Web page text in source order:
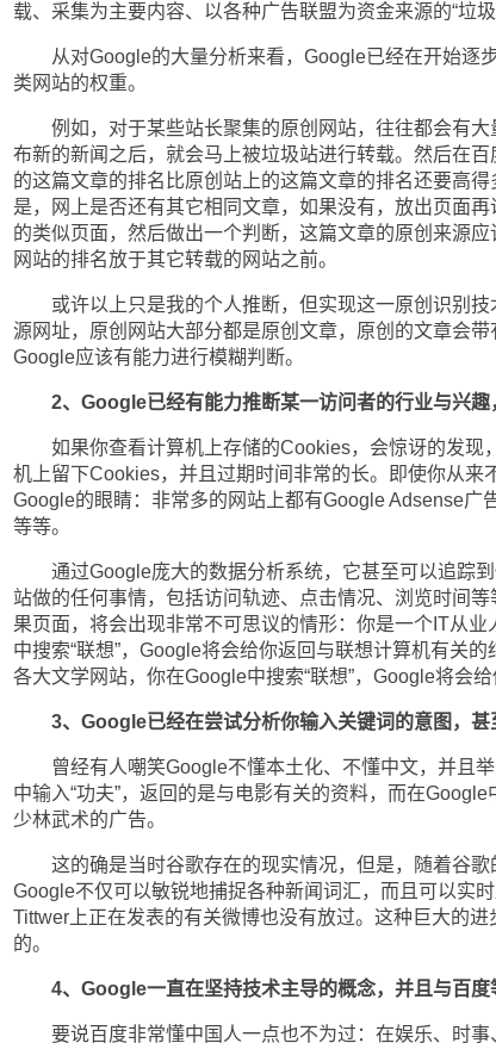
载、采集为主要内容、以各种广告联盟为资金来源的“垃圾
从对Google的大量分析来看，Google已经在开始逐
类网站的权重。
例如，对于某些站长聚集的原创网站，往往都会有大
布新的新闻之后，就会马上被垃圾站进行转载。然后在
的这篇文章的排名比原创站上的这篇文章的排名还要高
是，网上是否还有其它相同文章，如果没有，放出页面
的类似页面，然后做出一个判断，这篇文章的原创来源
网站的排名放于其它转载的网站之前。
或许以上只是我的个人推断，但实现这一原创识别技
源网址，原创网站大部分都是原创文章，原创的文章会
Google应该有能力进行模糊判断。
2、Google已经有能力推断某一访问者的行业与兴
如果你查看计算机上存储的Cookies，会惊讶的发现
机上留下Cookies，并且过期时间非常的长。即使你从来
Google的眼睛：非常多的网站上都有Google Adsense广
等等。
通过Google庞大的数据分析系统，它甚至可以追踪到
站做的任何事情，包括访问轨迹、点击情况、浏览时间
果页面，将会出现非常不可思议的情形：你是一个IT从
中搜索“联想”，Google将会给你返回与联想计算机有关
各大文学网站，你在Google中搜索“联想”，Google将会给
3、Google已经在尝试分析你输入关键词的意图，甚
曾经有人嘲笑Google不懂本土化、不懂中文，并且举
中输入“功夫”，返回的是与电影有关的资料，而在
少林武术的广告。
这的确是当时谷歌存在的现实情况，但是，随着谷歌
Google不仅可以敏锐地捕捉各种新闻词汇，而且可以实
Tittwer上正在发表的有关微博也没有放过。这种巨大的
的。
4、Google一直在坚持技术主导的概念，并且与百
要说百度非常懂中国人一点也不为过：在娱乐、时事